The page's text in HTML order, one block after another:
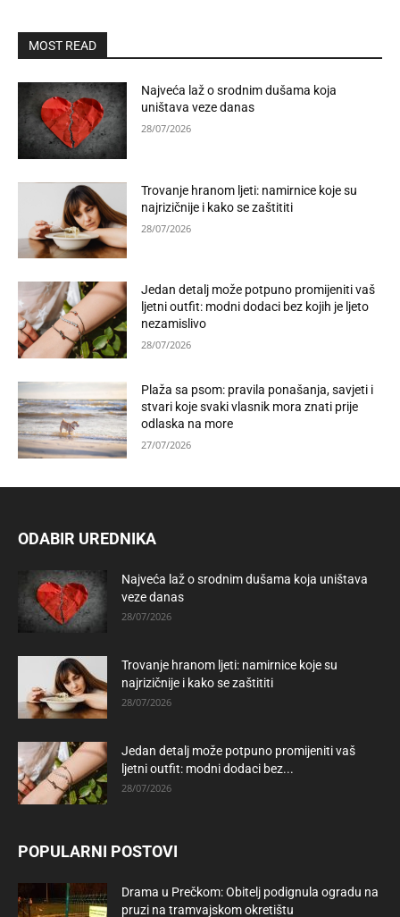
MOST READ
Najveća laž o srodnim dušama koja
uništava veze danas
28/07/2026
Trovanje hranom ljeti: namirnice koje su
najrizičnije i kako se zaštititi
28/07/2026
Jedan detalj može potpuno promijeniti vaš
ljetni outfit: modni dodaci bez kojih je ljeto
nezamislivo
28/07/2026
Plaža sa psom: pravila ponašanja, savjeti i
stvari koje svaki vlasnik mora znati prije
odlaska na more
27/07/2026
ODABIR UREDNIKA
Najveća laž o srodnim dušama koja uništava
veze danas
28/07/2026
Trovanje hranom ljeti: namirnice koje su
najrizičnije i kako se zaštititi
28/07/2026
Jedan detalj može potpuno promijeniti vaš
ljetni outfit: modni dodaci bez...
28/07/2026
POPULARNI POSTOVI
Drama u Prečkom: Obitelj podignula ogradu na
pruzi na tramvajskom okretištu